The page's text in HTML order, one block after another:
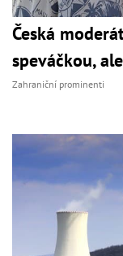
Česká
speváčkou,
Zahraniční prominenti